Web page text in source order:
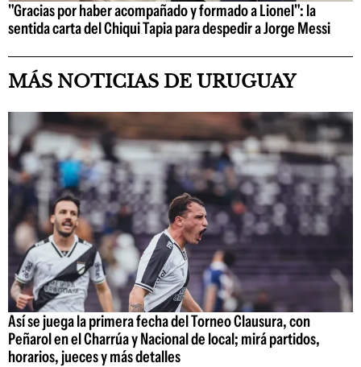
"Gracias por haber acompañado y formado a Lionel": la
sentida carta del Chiqui Tapia para despedir a Jorge Messi
MÁS NOTICIAS DE URUGUAY
Así se juega la primera fecha del Torneo Clausura, con
Peñarol en el Charrúa y Nacional de local; mirá partidos,
horarios, jueces y más detalles